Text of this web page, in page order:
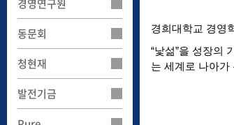
경영연구원
동문회
청현재
발전기금
경희대학교 경영
“낯섦”을 성장의
는 세계로 나아가